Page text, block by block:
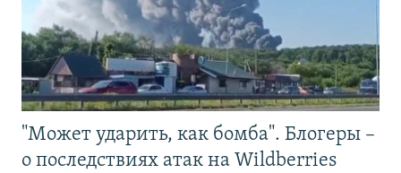
"Может ударить, как бомба". Блогеры –
о последствиях атак на Wildberries